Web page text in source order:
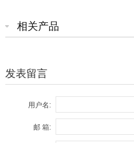
相关产品
发表留言
用户名:
邮 箱: